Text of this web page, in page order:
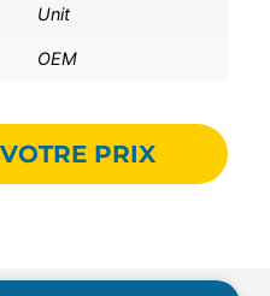
Unit
OEM
PRIX